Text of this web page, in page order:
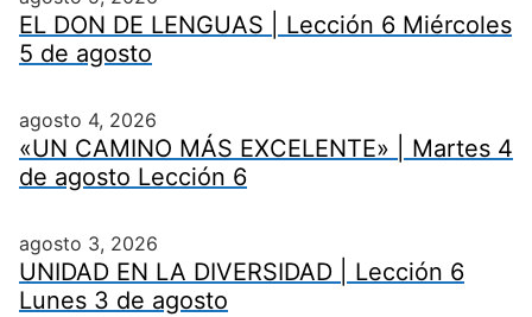
EL DON DE LENGUAS | Lección 6 Miércoles
5 de agosto
agosto 4, 2026
«UN CAMINO MÁS EXCELENTE» | Martes 4
de agosto Lección 6
agosto 3, 2026
UNIDAD EN LA DIVERSIDAD | Lección 6
Lunes 3 de agosto